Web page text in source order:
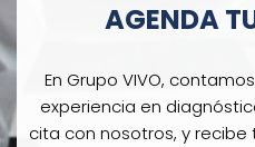
AGENDA
En Grupo VIVO,
experiencia en
cita con nosotros, y recibe